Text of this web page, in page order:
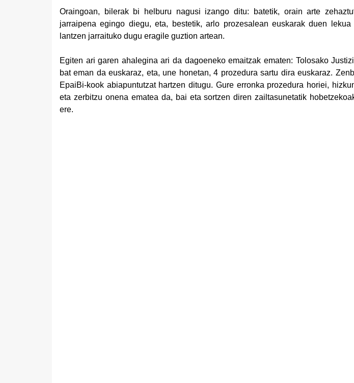
Oraingoan, bilerak bi helburu nagusi izango ditu: batetik, orain arte
jarraipena egingo diegu, eta, bestetik, arlo prozesalean euskarak duen
lantzen jarraituko dugu eragile guztion artean.
Egiten ari garen ahalegina ari da dagoeneko emaitzak ematen: Tolosako
bat eman da euskaraz, eta, une honetan, 4 prozedura sartu dira euskaraz.
EpaiBi-kook abiapuntutzat hartzen ditugu. Gure erronka prozedura horiei,
eta zerbitzu onena ematea da, bai eta sortzen diren zailtasunetatik
ere.